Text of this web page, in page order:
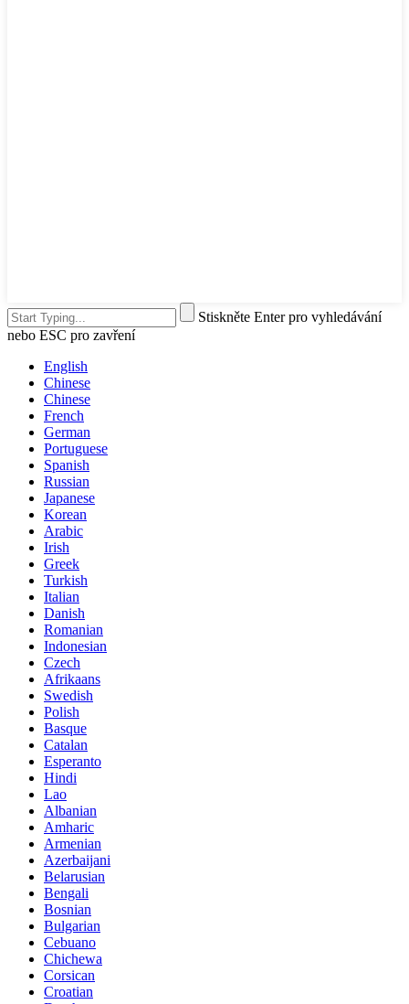
Stiskněte Enter pro vyhledávání
nebo ESC pro zavření
English
Chinese
Chinese
French
German
Portuguese
Spanish
Russian
Japanese
Korean
Arabic
Irish
Greek
Turkish
Italian
Danish
Romanian
Indonesian
Czech
Afrikaans
Swedish
Polish
Basque
Catalan
Esperanto
Hindi
Lao
Albanian
Amharic
Armenian
Azerbaijani
Belarusian
Bengali
Bosnian
Bulgarian
Cebuano
Chichewa
Corsican
Croatian